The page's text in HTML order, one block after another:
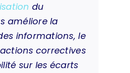
du
améliore la
informations, le
correctives
sur les écarts